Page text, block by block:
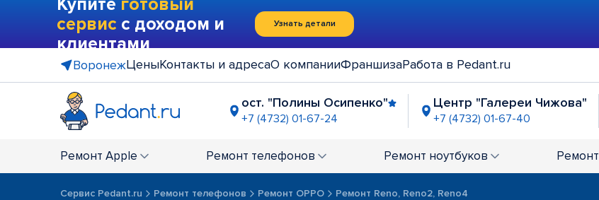
Купите готовый
сервис с доходом и
клиентами
Узнать детали
ВоронежЦеныКонтакты и адресаО компанииФраншизаРабота в Pedant.ru
ост. "Полины Осипенко"
+7 (4732) 01-67-24
Центр "Галереи Чижова"
+7 (4732) 01-67-40
+7 (4732) 02-33-67 +7 (4732) 02-42-03
ТРЦ "Московский Проспект"
+7 (4732) 02-02-60
Ремонт Apple Ремонт телефонов Ремонт ноутбуков Ремонт
Сервис Pedant.ru Ремонт телефонов Ремонт OPPO Ремонт Reno, Reno2, Reno4